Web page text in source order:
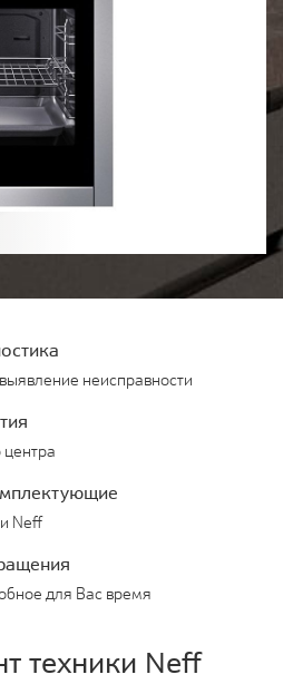
неисправности
центра
Neff
для Вас время
техники Neff